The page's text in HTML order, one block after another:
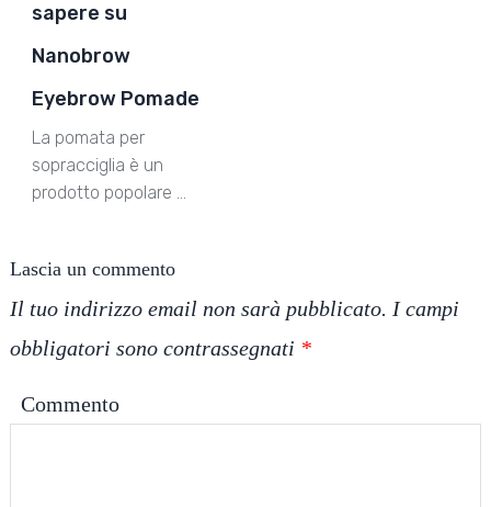
sapere su
Nanobrow
Eyebrow Pomade
La pomata per
sopracciglia è un
prodotto popolare …
Lascia un commento
Il tuo indirizzo email non sarà pubblicato. I campi
obbligatori sono contrassegnati *
Commento